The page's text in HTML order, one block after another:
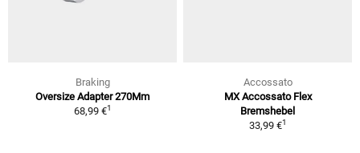
Braking
Oversize Adapter 270Mm
68,99 €1
Accossato
MX Accossato Flex
Bremshebel
33,99 €1